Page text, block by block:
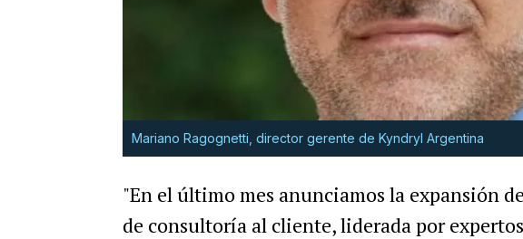
Mariano Ragognetti, director gerente de Kyndryl Argentina
"En el último mes anunciamos la expansión
de consultoría al cliente, liderada por